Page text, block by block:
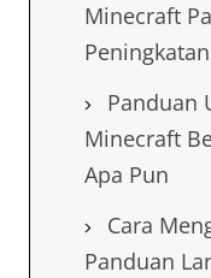
Minecraft
Panduan
Minecraft
Apa Pun
Cara
Panduan